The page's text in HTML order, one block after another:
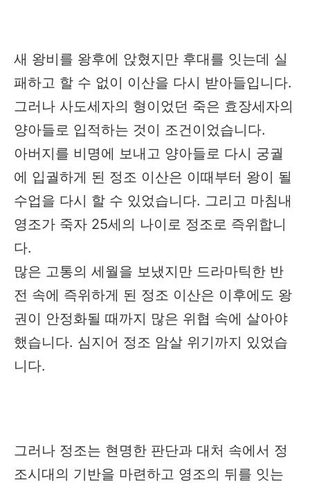
새 왕비를 왕후에 앉혔지만 후대를 잇는데 실
패하고 할 수 없이 이산을 다시 받아들입니다.
그러나 사도세자의 형이었던 죽은 효장세자의
양아들로 입적하는 것이 조건이었습니다.​
아버지를 비명에 보내고 양아들로 다시 궁궐
에 입궐하게 된 정조 이산은 이때부터 왕이 될
수업을 다시 할 수 있었습니다. 그리고 마침내
영조가 죽자 25세의 나이로 정조로 즉위합니
다.​
많은 고통의 세월을 보냈지만 드라마틱한 반
전 속에 즉위하게 된 정조 이산은 이후에도 왕
권이 안정화될 때까지 많은 위협 속에 살아야
했습니다. 심지어 정조 암살 위기까지 있었습
니다.
그러나 정조는 현명한 판단과 대처 속에서 정
조시대의 기반을 마련하고 영조의 뒤를 잇는